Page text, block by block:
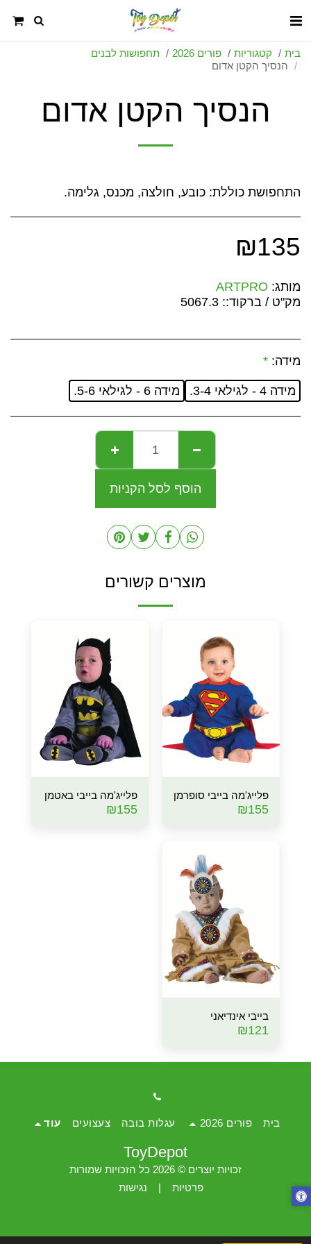
בית קטגוריות פורים 2026
תחפושות לבנים
הנסיך הקטן אדום
הנסיך הקטן אדום
התחפושת כוללת: כובע, חולצה, מכנס, גלימה.
₪135
מותג: ARTPRO
מק"ט / ברקוד:: 5067.3
מידה: *
מידה 4 - לגילאי 3-4. מידה 6 - לגילאי 5-6.
הוסף לסל הקניות
מוצרים קשורים
פלייג'מה בייבי סופרמן
₪155
פלייג'מה בייבי באטמן
₪155
בייבי אינדיאני
₪121
ToyDepot
זכויות יוצרים © 2026 כל הזכויות שמורות
פרטיות
נגישות
בית פורים 2026 עגלות בובה צעצועים עוד